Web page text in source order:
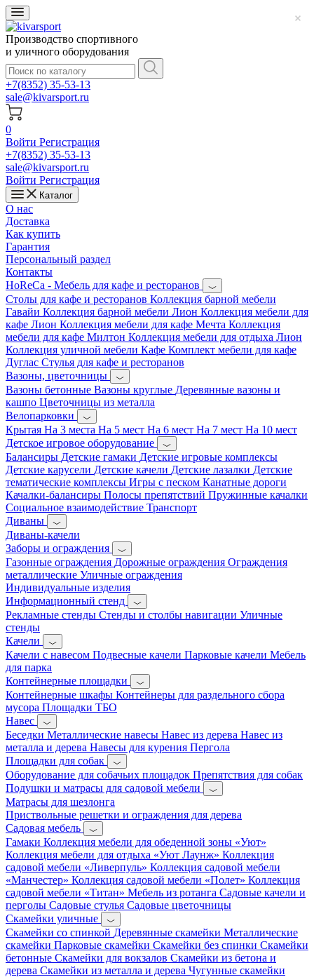
Производство спортивного
и уличного оборудования
+7(8352) 35-53-13
sale@kivarsport.ru
0
Войти Регистрация
+7(8352) 35-53-13
sale@kivarsport.ru
Войти Регистрация
Каталог
О нас
Доставка
Как купить
Гарантия
Персональный раздел
Контакты
HoReCa - Мебель для кафе и ресторанов
Cтолы для кафе и ресторанов Коллекция барной мебели
Гавайи Коллекция барной мебели Лион Коллекция мебели для
кафе Лион Коллекция мебели для кафе Мечта Коллекция
мебели для кафе Милтон Коллекция мебели для отдыха Лион
Коллекция уличной мебели Кафе Комплект мебели для кафе
Дуглас Стулья для кафе и ресторанов
Вазоны, цветочницы
Вазоны бетонные Вазоны круглые Деревянные вазоны и
кашпо Цветочницы из металла
Велопарковки
Крытая На 3 места На 5 мест На 6 мест На 7 мест На 10 мест
Детское игровое оборудование
Балансиры Детские гамаки Детские игровые комплексы
Детские карусели Детские качели Детские лазалки Детские
тематические комплексы Игры с песком Канатные дороги
Качалки-балансиры Полосы препятствий Пружинные качалки
Социальное взаимодействие Транспорт
Диваны
Диваны-качели
Заборы и ограждения
Газонные ограждения Дорожные ограждения Ограждения
металлические Уличные ограждения
Индивидуальные изделия
Информационный стенд
Рекламные стенды Стенды и столбы навигации Уличные
стенды
Качели
Качели с навесом Подвесные качели Парковые качели Мебель
для парка
Контейнерные площадки
Контейнерные шкафы Контейнеры для раздельного сбора
мусора Площадки ТБО
Навес
Беседки Металлические навесы Навес из дерева Навес из
металла и дерева Навесы для курения Пергола
Площадки для собак
Оборудование для собачьих площадок Препятствия для собак
Подушки и матрасы для садовой мебели
Матрасы для шезлонга
Приствольные решетки и ограждения для дерева
Садовая мебель
Гамаки Коллекция мебели для обеденной зоны «Уют»
Коллекция мебели для отдыха «Уют Лаунж» Коллекция
садовой мебели «Ливерпуль» Коллекция садовой мебели
«Манчестер» Коллекция садовой мебели «Полет» Коллекция
садовой мебели «Титан» Мебель из ротанга Садовые качели и
перголы Садовые стулья Садовые цветочницы
Скамейки уличные
Скамейки со спинкой Деревянные скамейки Металлические
скамейки Парковые скамейки Скамейки без спинки Скамейки
бетонные Скамейки для вокзалов Скамейки из бетона и
дерева Скамейки из металла и дерева Чугунные скамейки